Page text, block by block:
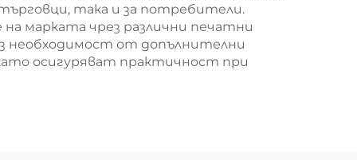
така и за потребители.
марката чрез различни печатни
необходимост от допълнителни
осигуряват практичност при